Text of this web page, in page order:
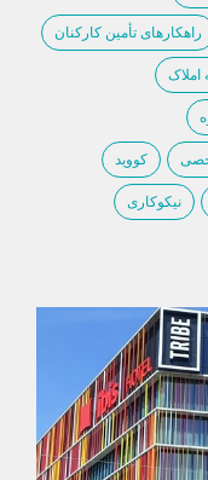
راهکارهای تأمین کارکنان
املاک
کووید
نیکوکاری